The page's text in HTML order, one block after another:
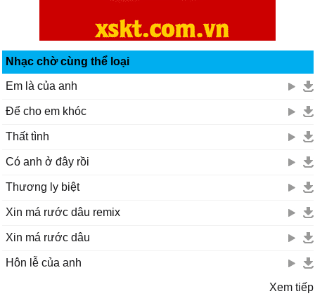
Nhạc chờ cùng thể loại
Em là của anh
Để cho em khóc
Thất tình
Có anh ở đây rồi
Thương ly biệt
Xin má rước dâu remix
Xin má rước dâu
Hôn lễ của anh
Xem tiếp